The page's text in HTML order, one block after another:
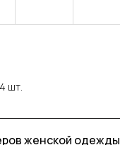
шт.
женской одежды